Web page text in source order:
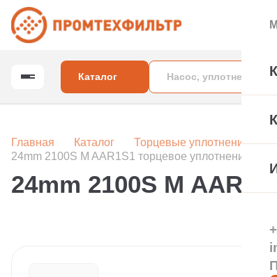
Каталог
Главная Каталог Торцевые уплотнения
24mm 2100S M AAR1S1 торцевое уплотнение
24mm 2100S M